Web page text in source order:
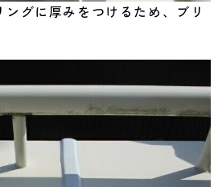
グに厚みをつけるため、ブリ